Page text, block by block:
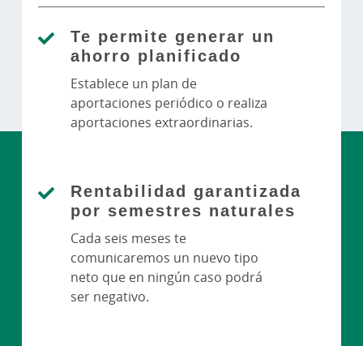
Te permite generar un
ahorro planificado
Establece un plan de
aportaciones periódico o realiza
aportaciones extraordinarias.
Rentabilidad garantizada
por semestres naturales
Cada seis meses te
comunicaremos un nuevo tipo
neto que en ningún caso podrá
ser negativo.